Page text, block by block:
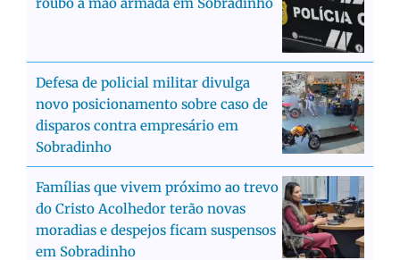
Defesa de policial militar divulga
novo posicionamento sobre caso de
disparos contra empresário em
Sobradinho
Famílias que vivem próximo ao trevo
do Cristo Acolhedor terão novas
moradias e despejos ficam suspensos
em Sobradinho